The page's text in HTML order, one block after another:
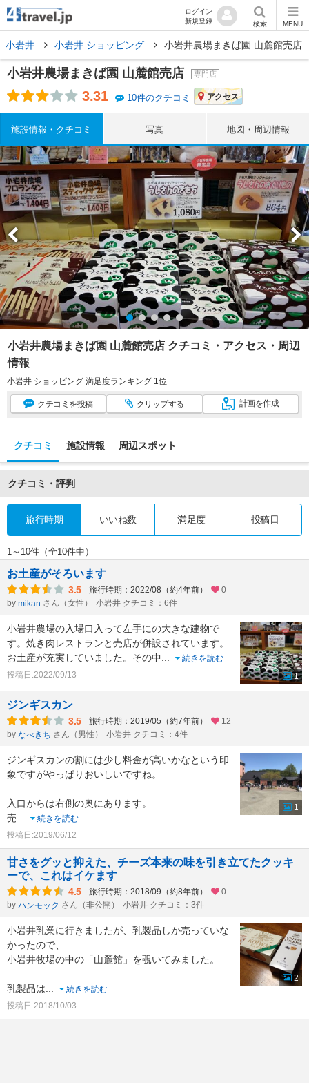
ログイン
新規登録
検索 MENU
小岩井 小岩井 ショッピング 小岩井農場まきば園 山麓館売店
小岩井農場まきば園 山麓館売店 専門店
3.31 10件のクチコミ アクセス
施設情報・クチコミ 写真 地図・周辺情報
小岩井農場まきば園 山麓館売店 クチコミ・アクセス・周辺
情報
小岩井 ショッピング 満足度ランキング 1位
クチコミ を投稿 クリップする 計画を作成
クチコミ 施設情報 周辺スポット
クチコミ・評判
旅行時期 いいね数 満足度 投稿日
1～10件（全10件中）
お土産がそろいます
3.5 旅行時期：2022/08（約4年前）
0
by mikan さん（女性） 小岩井 クチコミ：6件
小岩井農場の入場口入って左手にの大きな建物で
す。焼き肉レストランと売店が併設されています。
お土産が充実していました。その中...
続きを読む
投稿日:2022/09/13
1
ジンギスカン
3.5 旅行時期：2019/05（約7年前）
12
by なべきち さん（男性） 小岩井 クチコミ：4件
ジンギスカンの割には少し料金が高いかなという印
象ですがやっぱりおいしいですね。
入口からは右側の奥にあります。
売...
続きを読む
投稿日:2019/06/12
1
甘さをグッと抑えた、チーズ本来の味を引き立てたクッキ
ーで、これはイケます
4.5 旅行時期：2018/09（約8年前）
0
by ハンモック さん（非公開） 小岩井 クチコミ：3件
小岩井乳業に行きましたが、乳製品しか売っていな
かったので、
小岩井牧場の中の「山麓館」を覗いてみました。
乳製品は...
続きを読む
投稿日:2018/10/03
2